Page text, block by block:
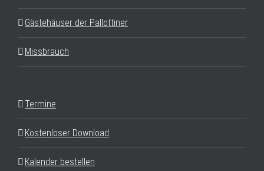
Gästehäuser der Pallottiner
Missbrauch
Termine
Kostenloser Download
Kalender bestellen